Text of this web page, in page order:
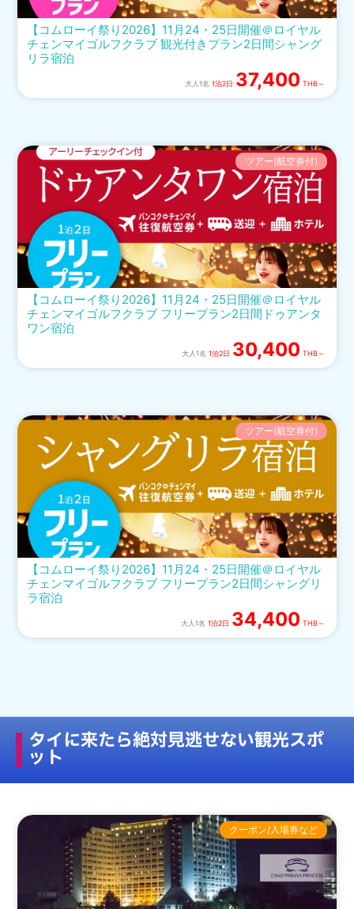
【コムローイ祭り2026】11月24・25日開催＠ロイヤル
チェンマイゴルフクラブ 観光付きプラン2日間シャング
リラ宿泊
大人1名 1泊2日 37,400 THB～
【コムローイ祭り2026】11月24・25日開催＠ロイヤル
チェンマイゴルフクラブ フリープラン2日間ドゥアンタ
ワン宿泊
ツアー(航空券付)
大人1名 1泊2日 30,400 THB～
【コムローイ祭り2026】11月24・25日開催＠ロイヤル
チェンマイゴルフクラブ フリープラン2日間シャングリ
ラ宿泊
ツアー(航空券付)
大人1名 1泊2日 34,400 THB～
タイに来たら絶対見逃せない観光スポ
ット
クーポン/入場券など